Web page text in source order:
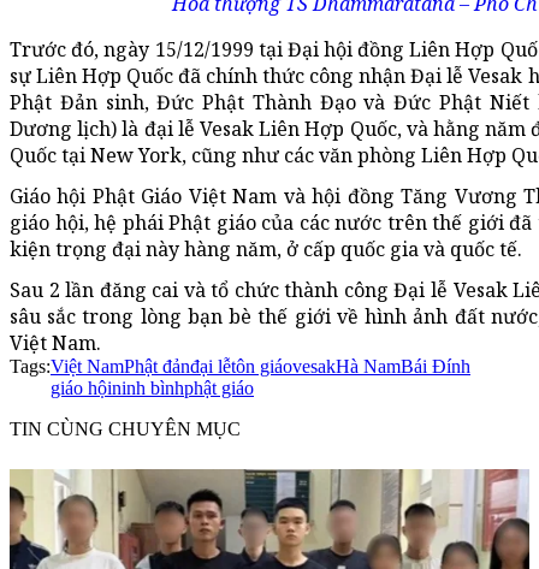
Trước đó, ngày 15/12/1999 tại Đại hội đồng Liên Hợp
sự Liên Hợp Quốc đã chính thức công nhận Đại lễ
Phật Đản sinh, Đức Phật Thành Đạo và Đức Phật
Dương lịch) là đại lễ Vesak Liên Hợp Quốc, và hằng
Quốc tại New York, cũng như các văn phòng Liên Hợp
Giáo hội Phật Giáo Việt Nam và hội đồng Tăng Vương
giáo hội, hệ phái Phật giáo của các nước trên thế giới
kiện trọng đại này hàng năm, ở cấp quốc gia và quốc tế.
Sau 2 lần đăng cai và tổ chức thành công Đại lễ Vesak
sâu sắc trong lòng bạn bè thế giới về hình ảnh đất
Việt Nam.
Tags:Việt NamPhật đảnđại lễtôn giáovesakHà NamBái Đính
giáo hộininh bìnhphật giáo
TIN CÙNG CHUYÊN MỤC